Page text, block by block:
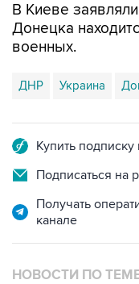
В Киеве
Донецка
военных.
ДНР Украина
Купить
Подписаться на
Получать
канале
НОВОСТИ ПО